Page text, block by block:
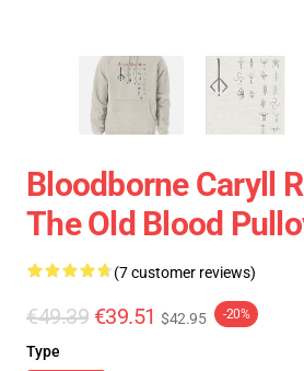
Bloodborne Caryll
The Old Blood
(7 customer reviews)
€49.39 €39.51 $42.95 -20%
Type